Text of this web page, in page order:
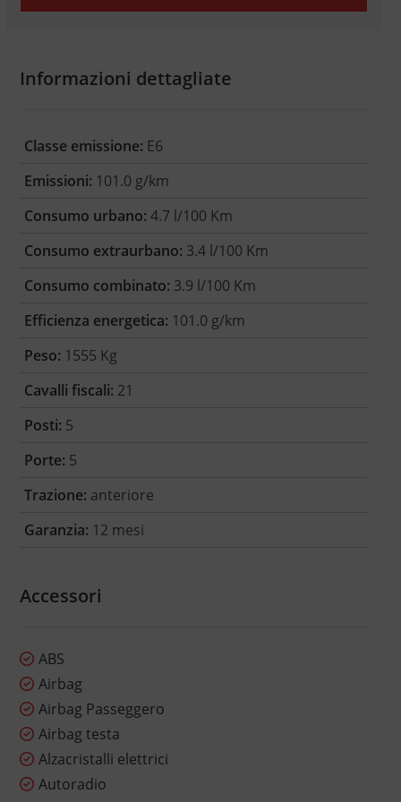
Informazioni dettagliate
Classe emissione: E6
Emissioni: 101.0 g/km
Consumo urbano: 4.7 l/100 Km
Consumo extraurbano: 3.4 l/100 Km
Consumo combinato: 3.9 l/100 Km
Efficienza energetica: 101.0 g/km
Peso: 1555 Kg
Cavalli fiscali: 21
Posti: 5
Porte: 5
Trazione: anteriore
Garanzia: 12 mesi
Accessori
ABS
Airbag
Airbag Passeggero
Airbag testa
Alzacristalli elettrici
Autoradio